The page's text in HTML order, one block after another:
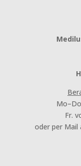
Fr.
oder per Mail